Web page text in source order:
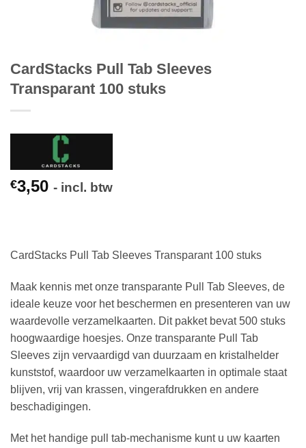
CardStacks Pull Tab Sleeves
Transparant 100 stuks
€3,50 - incl. btw
CardStacks Pull Tab Sleeves Transparant 100 stuks
Maak kennis met onze transparante Pull Tab Sleeves, de
ideale keuze voor het beschermen en presenteren van uw
waardevolle verzamelkaarten. Dit pakket bevat 500 stuks
hoogwaardige hoesjes. Onze transparante Pull Tab
Sleeves zijn vervaardigd van duurzaam en kristalhelder
kunststof, waardoor uw verzamelkaarten in optimale staat
blijven, vrij van krassen, vingerafdrukken en andere
beschadigingen.
Met het handige pull tab-mechanisme kunt u uw kaarten